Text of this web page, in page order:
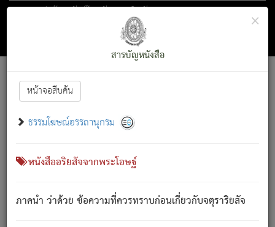
ตอน 1 ว่าด้วย สัตว์โลกกับจตุราริยสัจ
สารบัญ×
สารบัญหนังสือ
หน้าจอสืบค้น
ธรรมโฆษณ์อรรถานุกรม
หนังสืออริยสัจจากพระโอษฐ์
ภาคนำ ว่าด้วย ข้อความที่ควรทราบก่อนเกี่ยวกับจตุราริยสัจ
Font :15 ]||
สัตว์โลกนี้ เกิดความเดือดร้อนแล้ว มีผัสสะบังหน้า
เขาสำคัญสิ่งใด โดยความเป็นประการใด แต่สิ่งนั้นย่อมเป็น
(ตามที่เป็นจริง) โดยประการอื่นจากที่เขาสำคัญนั้น
สัตว์โลกติดข้องอยู่ในภพ ถูกภพบังหน้าแล้ว มีภพโดยความ
เป็นอย่างอื่น (จากที่มันเป็นอยู่จริง) จึงได้เพลิดเพลินยิ่งนักในภพ